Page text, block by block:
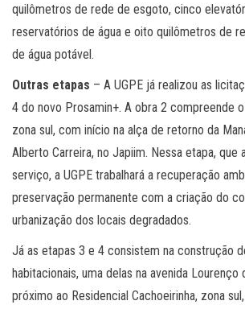
quilômetros de rede de esgoto, cinco
reservatórios de água e oito quilômetros de
de água potável.
Outras etapas – A UGPE já realizou as
4 do novo Prosamin+. A obra 2 compreende
zona sul, com início na alça de retorno da
Alberto Carreira, no Japiim. Nessa etapa, que
serviço, a UGPE trabalhará a recuperação
preservação permanente com a criação do
urbanização dos locais degradados.
Já as etapas 3 e 4 consistem na construção
habitacionais, uma delas na avenida Lourenço
próximo ao Residencial Cachoeirinha, zona